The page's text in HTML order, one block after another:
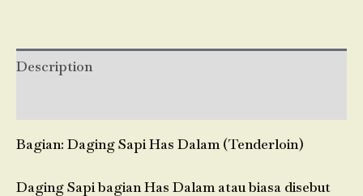
Description
Bagian: Daging Sapi Has Dalam (Tenderloin)
Daging Sapi bagian Has Dalam atau biasa disebut